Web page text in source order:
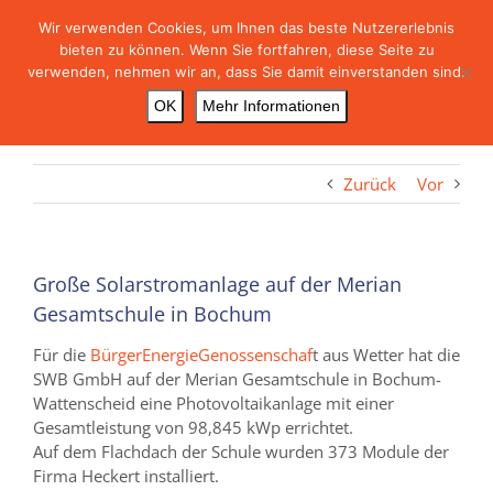
Zurück Vor
Große Solarstromanlage auf der Merian
Gesamtschule in Bochum
Für die BürgerEnergieGenossenschaft aus Wetter hat die
SWB GmbH auf der Merian Gesamtschule in Bochum-
Wattenscheid eine Photovoltaikanlage mit einer
Gesamtleistung von 98,845 kWp errichtet.
Auf dem Flachdach der Schule wurden 373 Module der
Firma Heckert installiert.
Wir verwenden Cookies, um Ihnen das beste Nutzererlebnis
bieten zu können. Wenn Sie fortfahren, diese Seite zu
verwenden, nehmen wir an, dass Sie damit einverstanden sind.
OK
Mehr Informationen